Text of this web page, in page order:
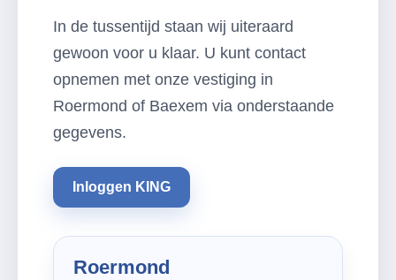
In de tussentijd staan wij uiteraard
gewoon voor u klaar. U kunt contact
opnemen met onze vestiging in
Roermond of Baexem via onderstaande
gegevens.
Inloggen KING
Roermond